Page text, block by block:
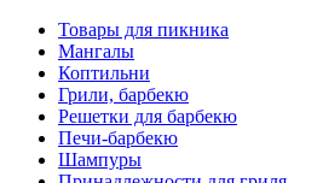
Товары для пикника
Мангалы
Коптильни
Грили, барбекю
Решетки для барбекю
Печи-барбекю
Шампуры